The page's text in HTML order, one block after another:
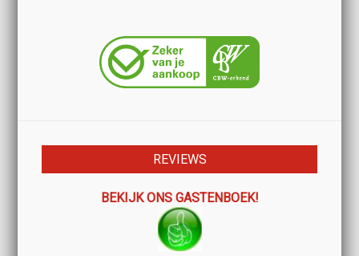
REVIEWS
BEKIJK ONS GASTENBOEK!